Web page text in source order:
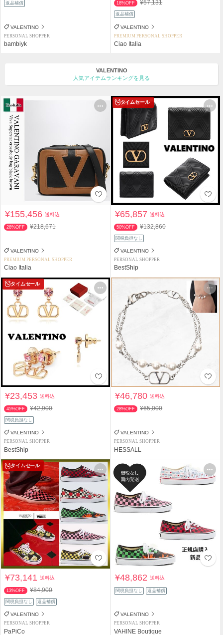
返品補償
VALENTINO
PERSONAL SHOPPER
bambiyk
18%OFF ¥57,131
返品補償
VALENTINO
PREMIUM PERSONAL SHOPPER
Ciao Italia
VALENTINO
人気アイテムランキングを見る
¥155,456送料込
28%OFF ¥218,671
VALENTINO
PREMIUM PERSONAL SHOPPER
Ciao Italia
タイムセール
¥65,857送料込
50%OFF ¥132,860
関税負担なし
VALENTINO
PERSONAL SHOPPER
BestShip
タイムセール
¥23,453送料込
45%OFF ¥42,900
関税負担なし
VALENTINO
PERSONAL SHOPPER
BestShip
¥46,780送料込
28%OFF ¥65,000
VALENTINO
PERSONAL SHOPPER
HESSALL
タイムセール
¥73,141送料込
13%OFF ¥84,900
関税負担なし 返品補償
VALENTINO
PERSONAL SHOPPER
PaPiCo
¥48,862送料込
関税負担なし 返品補償
VALENTINO
PERSONAL SHOPPER
VAHINE Boutique